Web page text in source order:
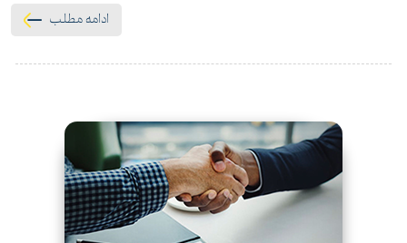
ادامه مطلب